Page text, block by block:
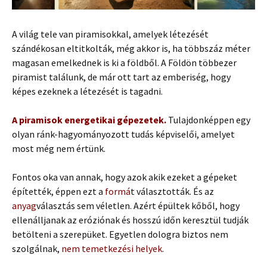
A világ tele van piramisokkal, amelyek létezését
szándékosan eltitkolták, még akkor is, ha többszáz méter
magasan emelkednek is ki a földből. A Földön többezer
piramist találunk, de már ott tart az emberiség, hogy
képes ezeknek a létezését is tagadni.
A piramisok energetikai gépezetek. Tulajdonképpen egy
olyan ránk-hagyományozott tudás képviselői, amelyet
most még nem értünk.
Fontos oka van annak, hogy azok akik ezeket a gépeket
építették, éppen ezt a formát választották. És az
anyagválasztás sem véletlen. Azért épültek kőből, hogy
ellenálljanak az eróziónak és hosszú időn keresztül tudják
betölteni a szerepüket. Egyetlen dologra biztos nem
szolgálnak, nem temetkezési helyek.